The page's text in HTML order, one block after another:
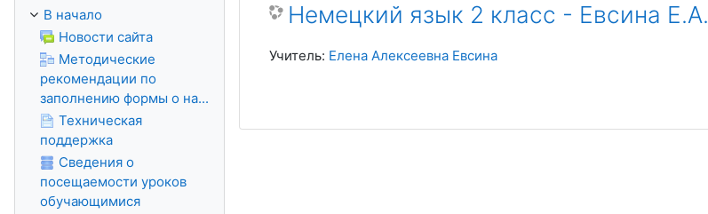
Немецкий язык 2 класс - Евсина Е.А.
Учитель: Елена Алексеевна Евсина
В начало
Новости сайта
Методические
рекомендации по
заполнению формы о на...
Техническая
поддержка
Сведения о
посещаемости уроков
обучающимися